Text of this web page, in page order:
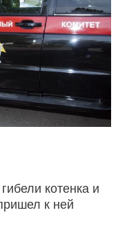
котенка и
к ней